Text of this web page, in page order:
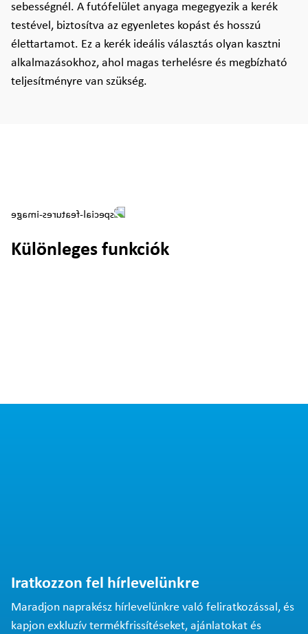
sebességnél. A futófelület anyaga megegyezik a kerék
testével, biztosítva az egyenletes kopást és hosszú
élettartamot. Ez a kerék ideális választás olyan kasztni
alkalmazásokhoz, ahol magas terhelésre és megbízható
teljesítményre van szükség.
Különleges funkciók
Iratkozzon fel hírlevelünkre
Maradjon naprakész hírlevelünkre való feliratkozással, és
kapjon exkluzív termékfrissítéseket, ajánlatokat és